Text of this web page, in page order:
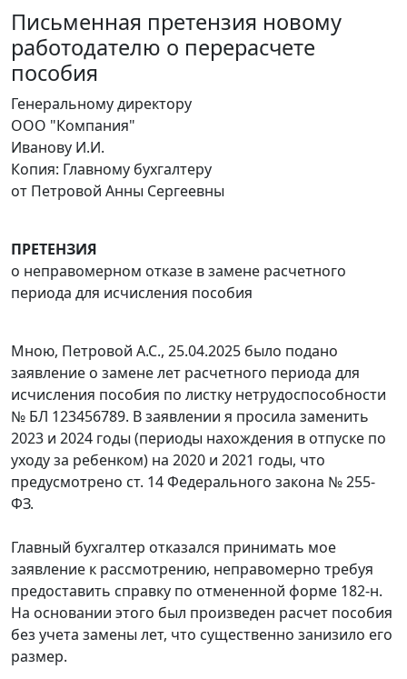
Письменная претензия новому
работодателю о перерасчете
пособия
Генеральному директору
ООО "Компания"
Иванову И.И.
Копия: Главному бухгалтеру
от Петровой Анны Сергеевны
ПРЕТЕНЗИЯ
о неправомерном отказе в замене расчетного
периода для исчисления пособия
Мною, Петровой А.С., 25.04.2025 было подано
заявление о замене лет расчетного периода для
исчисления пособия по листку нетрудоспособности
№ БЛ 123456789. В заявлении я просила заменить
2023 и 2024 годы (периоды нахождения в отпуске по
уходу за ребенком) на 2020 и 2021 годы, что
предусмотрено ст. 14 Федерального закона № 255-
ФЗ.
Главный бухгалтер отказался принимать мое
заявление к рассмотрению, неправомерно требуя
предоставить справку по отмененной форме 182-н.
На основании этого был произведен расчет пособия
без учета замены лет, что существенно занизило его
размер.